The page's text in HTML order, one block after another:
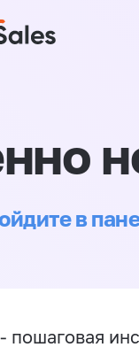
в
- пошаговая